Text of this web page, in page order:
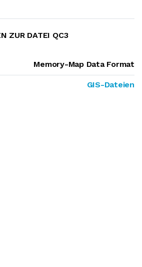
ZUR DATEI QC3
Memory-Map Data Format
GIS-Dateien